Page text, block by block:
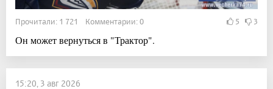
Прочитали: 1 721 Комментарии: 0 5 3
Он может вернуться в "Трактор".
15:20, 3 авг 2026